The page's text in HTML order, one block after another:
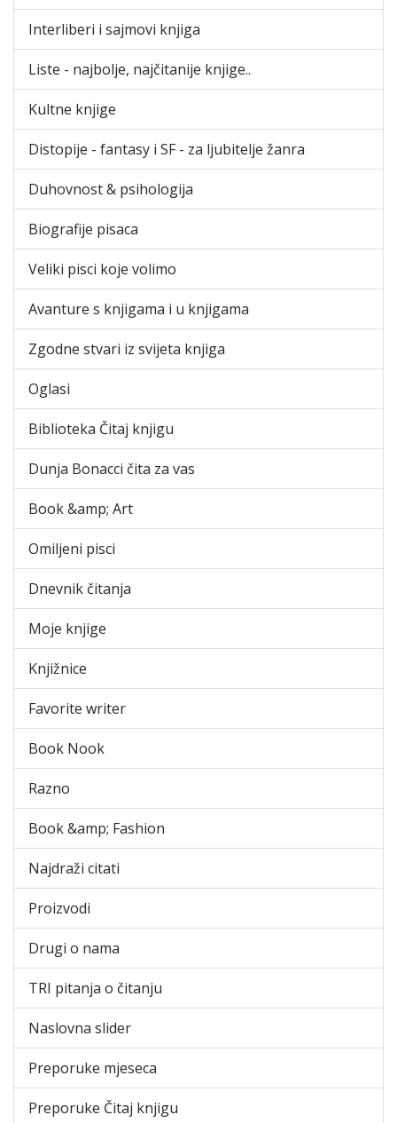
Interliberi i sajmovi knjiga
Liste - najbolje, najčitanije knjige..
Kultne knjige
Distopije - fantasy i SF - za ljubitelje žanra
Duhovnost & psihologija
Biografije pisaca
Veliki pisci koje volimo
Avanture s knjigama i u knjigama
Zgodne stvari iz svijeta knjiga
Oglasi
Biblioteka Čitaj knjigu
Dunja Bonacci čita za vas
Book &amp; Art
Omiljeni pisci
Dnevnik čitanja
Moje knjige
Knjižnice
Favorite writer
Book Nook
Razno
Book &amp; Fashion
Najdraži citati
Proizvodi
Drugi o nama
TRI pitanja o čitanju
Naslovna slider
Preporuke mjeseca
Preporuke Čitaj knjigu